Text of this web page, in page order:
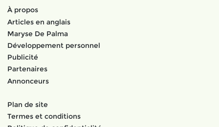
À propos
Articles en anglais
Maryse De Palma
Développement personnel
Publicité
Partenaires
Annonceurs
Plan de site
Termes et conditions